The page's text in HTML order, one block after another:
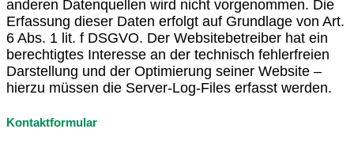
anderen Datenquellen wird nicht vorgenommen. Die
Erfassung dieser Daten erfolgt auf Grundlage von Art.
6 Abs. 1 lit. f DSGVO. Der Websitebetreiber hat ein
berechtigtes Interesse an der technisch fehlerfreien
Darstellung und der Optimierung seiner Website –
hierzu müssen die Server-Log-Files erfasst werden.
Kontaktformular